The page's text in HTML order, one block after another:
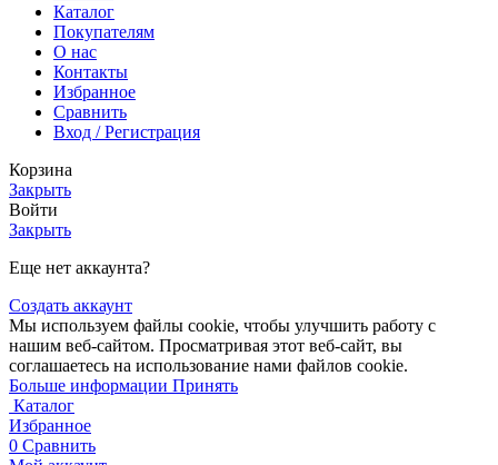
Каталог
Покупателям
О нас
Контакты
Избранное
Сравнить
Вход / Регистрация
Корзина
Закрыть
Войти
Закрыть
Еще нет аккаунта?
Создать аккаунт
Мы используем файлы cookie, чтобы улучшить работу с
нашим веб-сайтом. Просматривая этот веб-сайт, вы
соглашаетесь на использование нами файлов cookie.
Больше информации Больше
Принять
Каталог
Избранное
0 Сравнить